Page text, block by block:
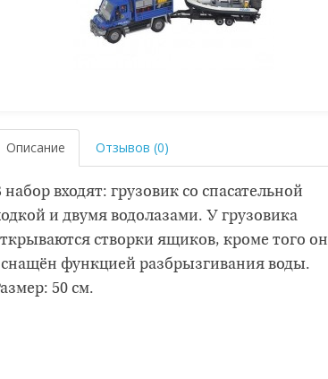
Описание Отзывов (0)
набор входят: грузовик со спасательной
и двумя водолазами. У грузовика
створки ящиков, кроме того он
функцией разбрызгивания воды.
50 см.